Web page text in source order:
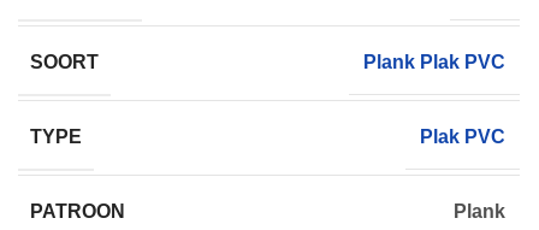
SOORT Plank Plak PVC
TYPE Plak PVC
PATROON Plank